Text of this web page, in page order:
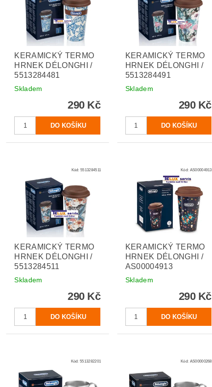
KERAMICKÝ TERMO
HRNEK DÉLONGHI /
5513284481
Skladem
290 Kč
KERAMICKÝ TERMO
HRNEK DÉLONGHI /
5513284491
Skladem
290 Kč
Kód:5513284511
KERAMICKÝ TERMO
HRNEK DÉLONGHI /
5513284511
Skladem
290 Kč
Kód: AS00004913
KERAMICKÝ TERMO
HRNEK DÉLONGHI /
AS00004913
Skladem
290 Kč
Kód:5513282201 Kód: AS00000268